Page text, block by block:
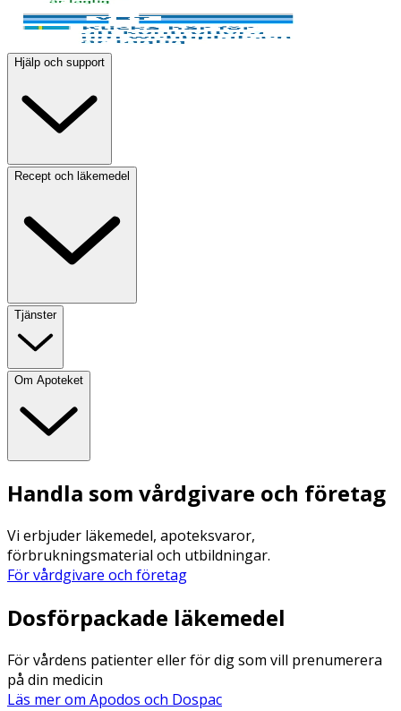
Hjälp och support
Recept och läkemedel
Tjänster
Om Apoteket
Handla som vårdgivare och företag
Vi erbjuder läkemedel, apoteksvaror,
förbrukningsmaterial och utbildningar.
För vårdgivare och företag
Dosförpackade läkemedel
För vårdens patienter eller för dig som vill prenumerera
på din medicin
Läs mer om Apodos och Dospac